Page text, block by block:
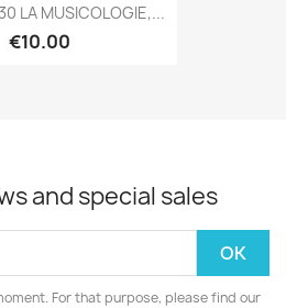
LA MUSICOLOGIE,...
€10.00
and special sales
For that purpose, please find our